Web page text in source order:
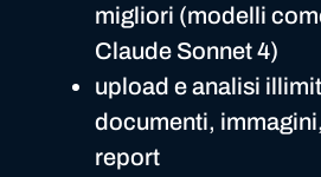
migliori (modelli
Claude Sonnet 4)
upload e analisi
documenti,
report